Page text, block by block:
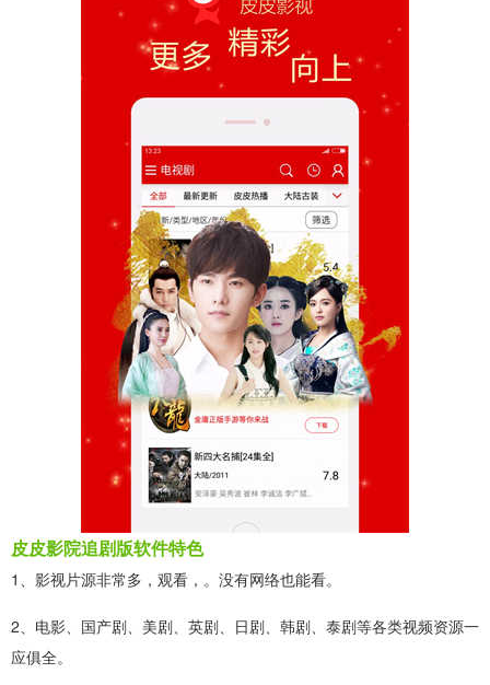
皮皮影院追剧版软件特色
1、影视片源非常多，观看，。没有网络也能看。
2、电影、国产剧、美剧、英剧、日剧、韩剧、泰剧等各类视频资源一
应俱全。